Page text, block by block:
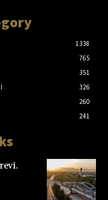
1338
765
351
326
260
241